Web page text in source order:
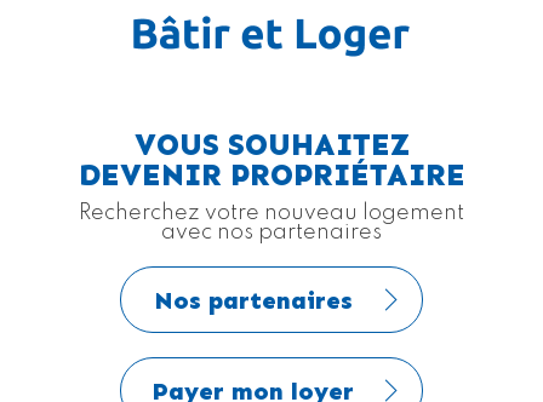
VOUS SOUHAITEZ
DEVENIR PROPRIÉTAIRE
Recherchez votre nouveau logement
avec nos partenaires
Nos partenaires
Payer mon loyer